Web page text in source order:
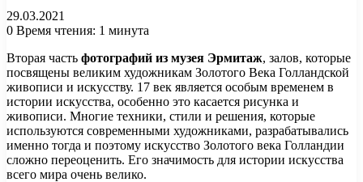
29.03.2021
0 Время чтения: 1 минута
Вторая часть фотографий из музея Эрмитаж, залов, которые
посвящены великим художникам Золотого Века Голландской
живописи и искусству. 17 век является особым временем в
истории искусства, особенно это касается рисунка и
живописи. Многие техники, стили и решения, которые
используются современными художниками, разрабатывались
именно тогда и поэтому искусство Золотого века Голландии
сложно переоценить. Его значимость для истории искусства
всего мира очень велико.